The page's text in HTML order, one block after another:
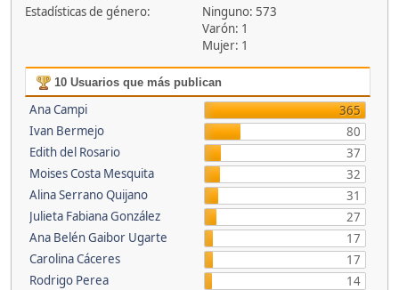
Estadísticas de género:
Ninguno: 573
Varón: 1
Mujer: 1
10 Usuarios que más publican
Ana Campi
365
Ivan Bermejo
80
Edith del Rosario
37
Moises Costa Mesquita
32
Alina Serrano Quijano
31
Julieta Fabiana González
27
Ana Belén Gaibor Ugarte
17
Carolina Cáceres
17
Rodrigo Perea
14